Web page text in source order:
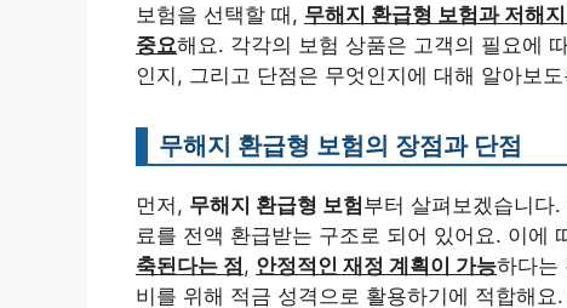
보험을 선택할 때, 무해지 환급형 보험과 저해
중요해요. 각각의 보험 상품은 고객의 필요에
인지, 그리고 단점은 무엇인지에 대해 알아보
무해지 환급형 보험의 장점과 단점
먼저, 무해지 환급형 보험부터 살펴보겠습니다
료를 전액 환급받는 구조로 되어 있어요. 이에
축된다는 점, 안정적인 재정 계획이 가능하다는
비를 위해 적금 성격으로 활용하기에 적합해요.